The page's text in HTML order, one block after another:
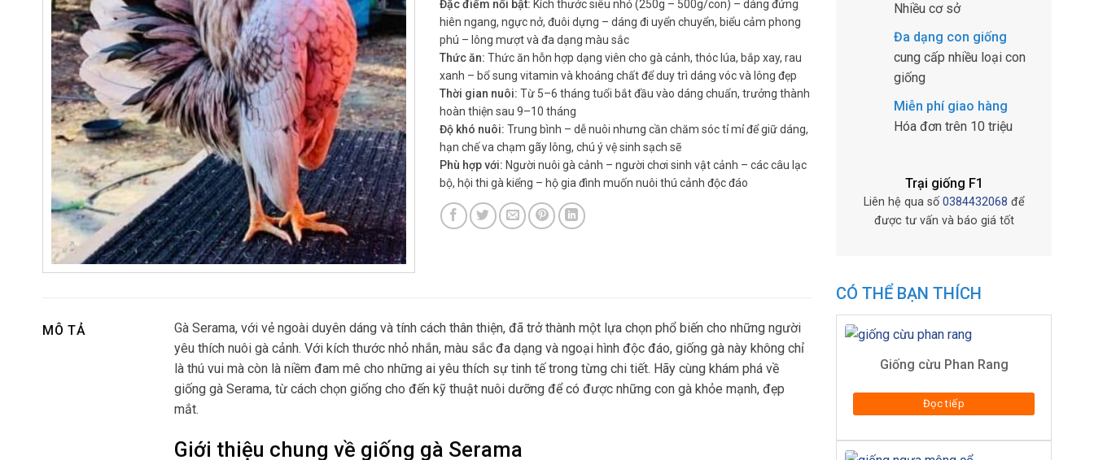
Nhiều cơ sở
Đa dạng con giống
cung cấp nhiều loại con
giống
Miễn phí giao hàng
Hóa đơn trên 10 triệu
Trại giống F1
Liên hệ qua số 0384432068 để
được tư vấn và báo giá tốt
CÓ THỂ BẠN THÍCH
Giống cừu Phan Rang
Đọc tiếp
Đặc điểm nổi bật: Kích thước siêu nhỏ (250g – 500g/con) – dáng đứng
hiên ngang, ngực nở, đuôi dựng – dáng đi uyển chuyển, biểu cảm phong
phú – lông mượt và đa dạng màu sắc
Thức ăn: Thức ăn hỗn hợp dạng viên cho gà cảnh, thóc lúa, bắp xay, rau
xanh – bổ sung vitamin và khoáng chất để duy trì dáng vóc và lông đẹp
Thời gian nuôi: Từ 5–6 tháng tuổi bắt đầu vào dáng chuẩn, trưởng thành
hoàn thiện sau 9–10 tháng
Độ khó nuôi: Trung bình – dễ nuôi nhưng cần chăm sóc tỉ mỉ để giữ dáng,
hạn chế va chạm gãy lông, chú ý vệ sinh sạch sẽ
Phù hợp với: Người nuôi gà cảnh – người chơi sinh vật cảnh – các câu lạc
bộ, hội thi gà kiểng – hộ gia đình muốn nuôi thú cảnh độc đáo
MÔ TẢ
Gà Serama, với vẻ ngoài duyên dáng và tính cách thân thiện, đã trở thành một lựa chọn phổ biến cho những người
yêu thích nuôi gà cảnh. Với kích thước nhỏ nhắn, màu sắc đa dạng và ngoại hình độc đáo, giống gà này không chỉ
là thú vui mà còn là niềm đam mê cho những ai yêu thích sự tinh tế trong từng chi tiết. Hãy cùng khám phá về
giống gà Serama, từ cách chọn giống cho đến kỹ thuật nuôi dưỡng để có được những con gà khỏe mạnh, đẹp
mắt.
Giới thiệu chung về giống gà Serama